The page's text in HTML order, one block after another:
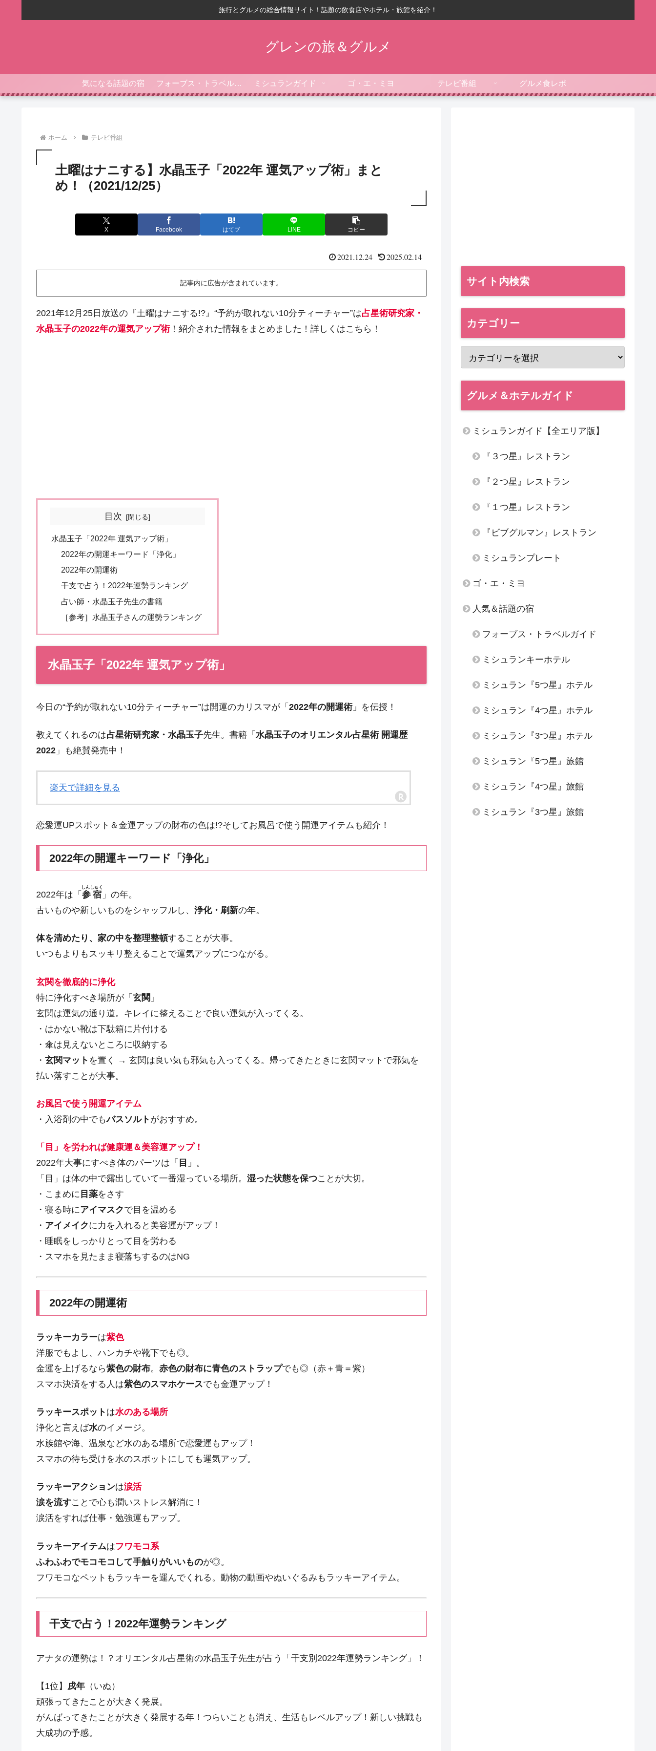
旅行とグルメの総合情報サイト！話題の飲食店やホテル・旅館を紹介！
グレンの旅＆グルメ
気になる話題の宿 フォーブス・トラベルガイド ミシュランガイド ゴ・エ・ミヨ テレビ番組 グルメ食レポ
ホーム テレビ番組
土曜はナニする】水晶玉子「2022年 運気アップ術」まと
め！（2021/12/25）
X Facebook はてブ LINE コピー
2021.12.24 2025.02.14
記事内に広告が含まれています。
2021年12月25日放送の『土曜はナニする!?』“予約が取れない10分ティーチャー”は占星術研究家・
水晶玉子の2022年の運気アップ術！紹介された情報をまとめました！詳しくはこちら！
目次
水晶玉子「2022年 運気アップ術」
2022年の開運キーワード「浄化」
2022年の開運術
干支で占う！2022年運勢ランキング
占い師・水晶玉子先生の書籍
［参考］水晶玉子さんの運勢ランキング
水晶玉子「2022年 運気アップ術」
今日の“予約が取れない10分ティーチャー”は開運のカリスマが「 2022年の開運術」を伝授！
教えてくれるのは占星術研究家・水晶玉子先生。書籍「 水晶玉子のオリエンタル占星術 開運歴
2022 」も絶賛発売中！
楽天で詳細を見る
恋愛運UPスポット＆金運アップの財布の色は!?そしてお風呂で使う開運アイテムも紹介！
2022年の開運キーワード「浄化」
2022年は「 参宿
しんしゅく
」の年。
古いものや新しいものをシャッフルし、 浄化・刷新の年。
体を清めたり、家の中を整理整頓することが大事。
いつもよりもスッキリ整えることで運気アップにつながる。
玄関を徹底的に浄化
特に浄化すべき場所が「 玄関 」
玄関は運気の通り道。キレイに整えることで良い運気が入ってくる。
・はかない靴は下駄箱に片付ける
・傘は見えないところに収納する
・ 玄関マット を置く → 玄関は良い気も邪気も入ってくる。帰ってきたときに玄関マットで邪気を
払い落すことが大事。
お風呂で使う開運アイテム
・入浴剤の中でもバスソルト がおすすめ。
「目」を労われば健康運＆美容運アップ！
2022年大事にすべき体のパーツは「 目 」。
「目」は体の中で露出していて一番湿っている場所。 湿った状態を保つことが大切。
・こまめに 目薬をさす
・寝る時にアイマスクで目を温める
・ アイメイクに力を入れると美容運がアップ！
・睡眠をしっかりとって目を労わる
・スマホを見たまま寝落ちするのはNG
2022年の開運術
ラッキーカラーは紫色
洋服でもよし、ハンカチや靴下でも◎。
金運を上げるなら紫色の財布。 赤色の財布に青色のストラップでも◎（赤＋青＝紫）
スマホ決済をする人は紫色のスマホケースでも金運アップ！
ラッキースポット は水のある場所
浄化と言えば水のイメージ。
水族館や海、温泉など水のある場所で恋愛運もアップ！
スマホの待ち受けを水のスポットにしても運気アップ。
ラッキーアクションは涙活
涙を流すことで心も潤いストレス解消に！
涙活をすれば仕事・勉強運もアップ。
ラッキーアイテムはフワモコ系
ふわふわでモコモコして手触りがいいものが◎。
フワモコなペットもラッキーを運んでくれる。動物の動画やぬいぐるみもラッキーアイテム。
干支で占う！2022年運勢ランキング
アナタの運勢は！？オリエンタル占星術の水晶玉子先生が占う「干支別2022年運勢ランキング」！
【1位】 戌年 （いぬ）
頑張ってきたことが大きく発展。
がんばってきたことが大きく発展する年！つらいことも消え、生活もレベルアップ！新しい挑戦も
大成功の予感。
サイト内検索
カテゴリー
グルメ＆ホテルガイド
ミシュランガイド【全エリア版】
『３つ星』レストラン
『２つ星』レストラン
『１つ星』レストラン
『ビブグルマン』レストラン
ミシュランプレート
ゴ・エ・ミヨ
人気＆話題の宿
フォーブス・トラベルガイド
ミシュランキーホテル
ミシュラン『5つ星』ホテル
ミシュラン『4つ星』ホテル
ミシュラン『3つ星』ホテル
ミシュラン『5つ星』旅館
ミシュラン『4つ星』旅館
ミシュラン『3つ星』旅館